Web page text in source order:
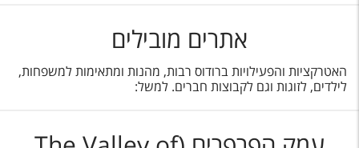
אתרים מובילים
האטרקציות והפעילויות ברודוס רבות, מהנות ומתאימות למשפחות,
לילדים, לזוגות וגם לקבוצות חברים. למשל: